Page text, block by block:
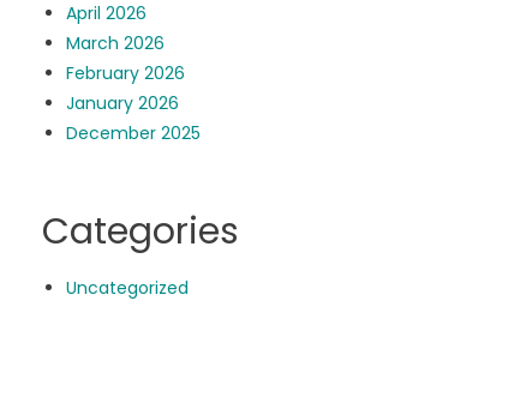
April 2026
March 2026
February 2026
January 2026
December 2025
Categories
Uncategorized